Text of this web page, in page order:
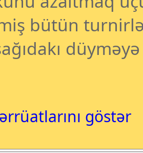
bütün
göstər